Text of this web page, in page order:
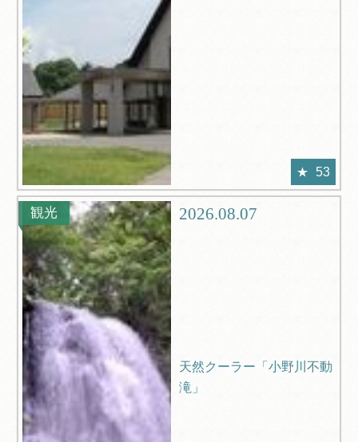
53
観光 2026.08.07
天然クーラー「小野川不動
滝」